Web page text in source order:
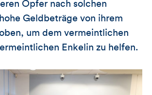
Opfer nach solchen
Geldbeträge von ihrem
um dem vermeintlichen
Enkelin zu helfen.